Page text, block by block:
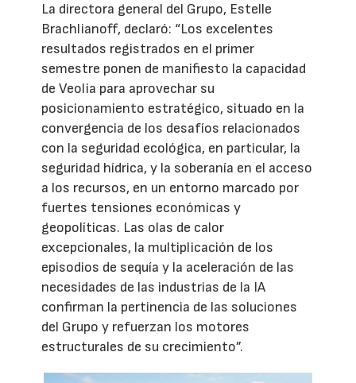
La directora general del Grupo, Estelle
Brachlianoff, declaró: “Los excelentes
resultados registrados en el primer
semestre ponen de manifiesto la capacidad
de Veolia para aprovechar su
posicionamiento estratégico, situado en la
convergencia de los desafíos relacionados
con la seguridad ecológica, en particular, la
seguridad hídrica, y la soberanía en el acceso
a los recursos, en un entorno marcado por
fuertes tensiones económicas y
geopolíticas. Las olas de calor
excepcionales, la multiplicación de los
episodios de sequía y la aceleración de las
necesidades de las industrias de la IA
confirman la pertinencia de las soluciones
del Grupo y refuerzan los motores
estructurales de su crecimiento”.